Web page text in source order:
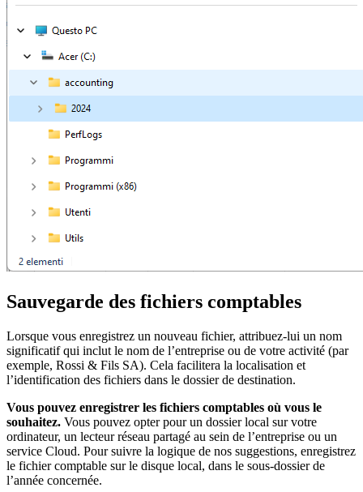
Sauvegarde des fichiers comptables
Lorsque vous enregistrez un nouveau fichier, attribuez-lui un nom
significatif qui inclut le nom de l’entreprise ou de votre activité (par
exemple, Rossi & Fils SA). Cela facilitera la localisation et
l’identification des fichiers dans le dossier de destination.
Vous pouvez enregistrer les fichiers comptables où vous le
souhaitez. Vous pouvez opter pour un dossier local sur votre
ordinateur, un lecteur réseau partagé au sein de l’entreprise ou un
service Cloud. Pour suivre la logique de nos suggestions, enregistrez
le fichier comptable sur le disque local, dans le sous-dossier de
l’année concernée.